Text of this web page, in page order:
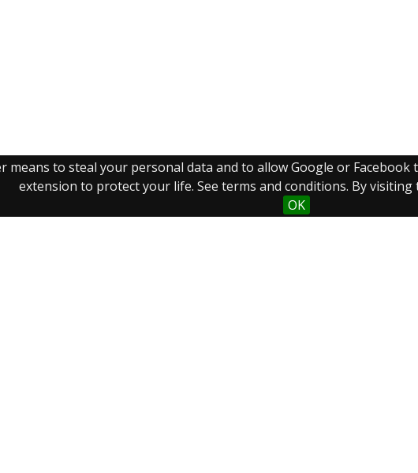
means to steal your personal data and to allow Google or
extension to protect your life. See terms and conditions. By visiting
OK